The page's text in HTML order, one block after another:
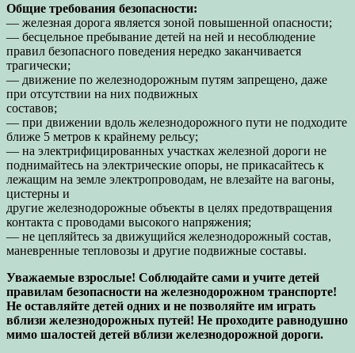
Общие требования безопасности:
— железная дорога является зоной повышенной опасности;
— бесцельное пребывание детей на ней и несоблюдение
правил безопасного поведения нередко заканчивается
трагически;
— движение по железнодорожным путям запрещено, даже
при отсутствии на них подвижных
составов;
— при движении вдоль железнодорожного пути не подходите
ближе 5 метров к крайнему рельсу;
— на электрифицированных участках железной дороги не
поднимайтесь на электрические опоры, не прикасайтесь к
лежащим на земле электропроводам, не влезайте на вагоны,
цистерны и
другие железнодорожные объекты в целях предотвращения
контакта с проводами высокого напряжения;
— не цепляйтесь за движущийся железнодорожный состав,
маневренные тепловозы и другие подвижные составы.
Уважаемые взрослые! Соблюдайте сами и учите детей
правилам безопасности на железнодорожном транспорте!
Не оставляйте детей одних и не позволяйте им играть
вблизи железнодорожных путей! Не проходите равнодушно
мимо шалостей детей вблизи железнодорожной дороги.